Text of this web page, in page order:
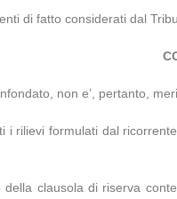
di fatto considerati dal
non e’, pertanto,
i rilievi formulati dal
clausola di riserva